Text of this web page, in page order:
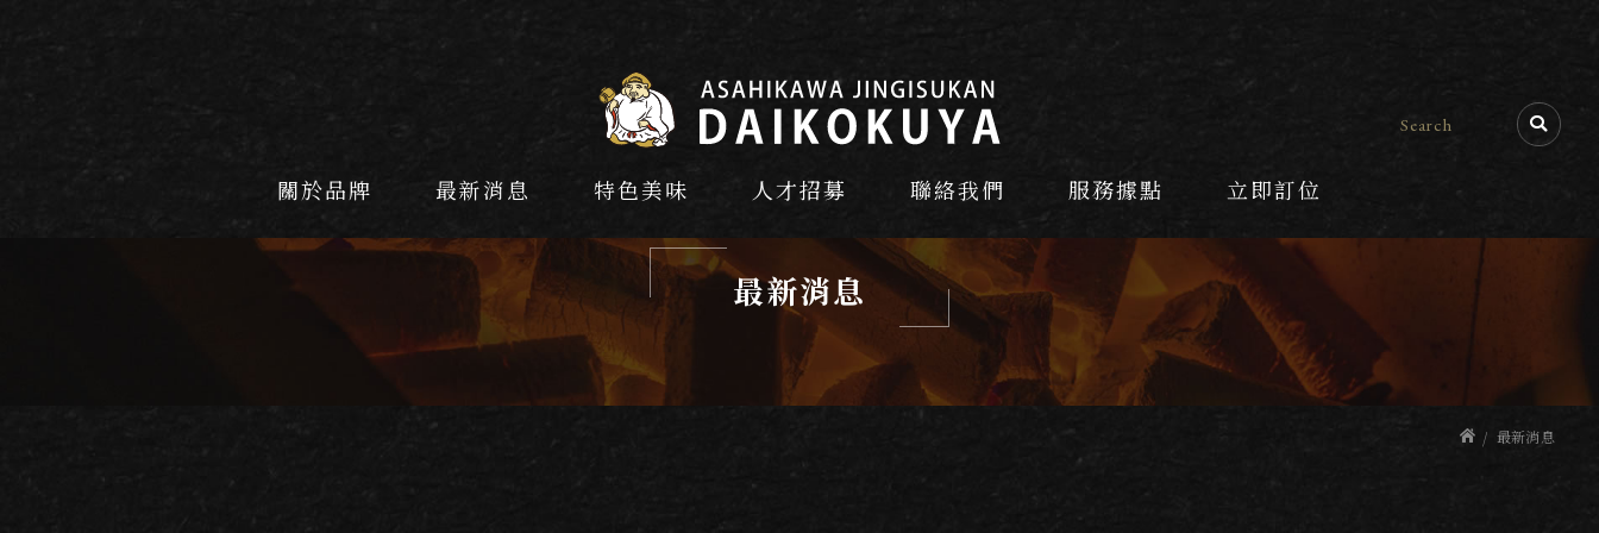
關於品牌 最新消息 特色美味 人才招募 聯絡我們 服務據點 立即訂位
最新消息
最新消息